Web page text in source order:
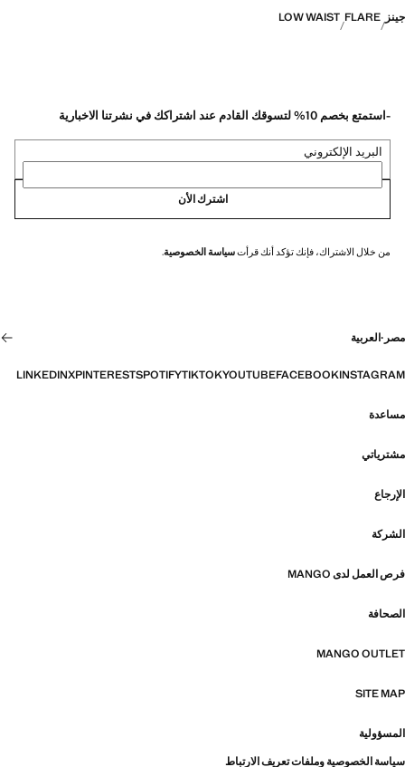
جينز FLARE
LOW WAIST
-استمتع بخصم 10% لتسوقك القادم عند اشتراكك في نشرتنا الاخبارية
البريد الإلكتروني
اشترك الأن
من خلال الاشتراك، فإنك تؤكد أنك قرأتسياسة الخصوصية.
مصر ·العربية
INSTAGRAM
FACEBOOK
YOUTUBE
TIKTOK
SPOTIFY
PINTEREST
X
LINKEDIN
مساعدة
مشترياتي
الإرجاع
الشركة
فرص العمل لدى MANGO
الصحافة
MANGO OUTLET
SITE MAP
المسؤولية
سياسة الخصوصية وملفات تعريف الارتباط